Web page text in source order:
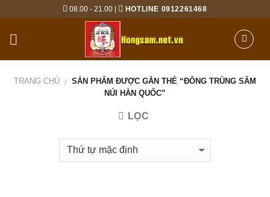
content
08.00 - 21.00 | HOTLINE 0912261468
TRANG CHỦ / SẢN PHẨM ĐƯỢC GẮN THẺ “ĐÔNG TRÙNG SÂM
NÚI HÀN QUỐC”
LỌC